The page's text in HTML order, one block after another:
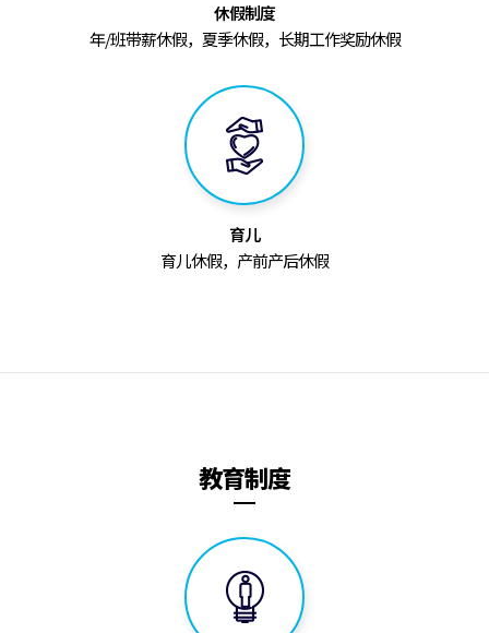
休假制度
年/班带薪休假，夏季休假，长期工作奖励休假
育儿
育儿休假，产前产后休假
教育制度